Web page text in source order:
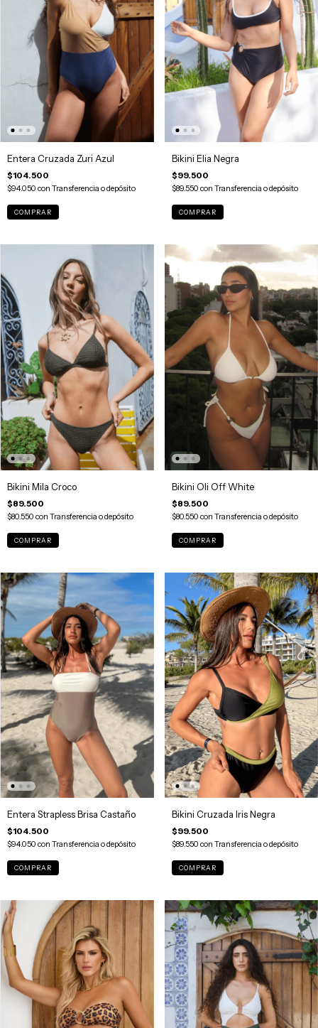
Entera Cruzada Zuri Azul
$104.500
$94.050 con Transferencia o depósito
COMPRAR
Bikini Elia Negra
$99.500
$89.550 con Transferencia o depósito
COMPRAR
Bikini Mila Croco
$89.500
$80.550 con Transferencia o depósito
COMPRAR
Bikini Oli Off White
$89.500
$80.550 con Transferencia o depósito
COMPRAR
Entera Strapless Brisa Castaño
$104.500
$94.050 con Transferencia o depósito
COMPRAR
Bikini Cruzada Iris Negra
$99.500
$89.550 con Transferencia o depósito
COMPRAR